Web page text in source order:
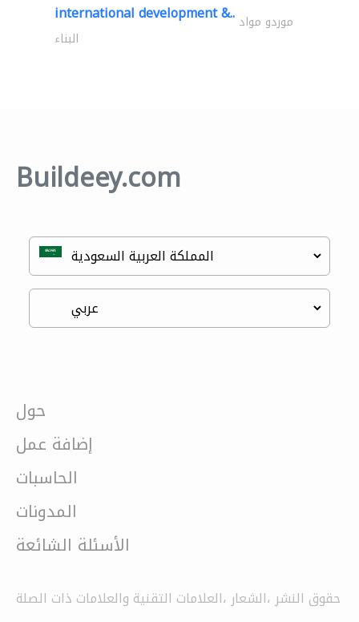
international development &.. موردو مواد
البناء
Buildeey.com
حول
إضافة عمل
الحاسبات
المدونات
الأسئلة الشائعة
حقوق النشر ،الشعار ،العلامات التقنية والعلامات ذات الصلة